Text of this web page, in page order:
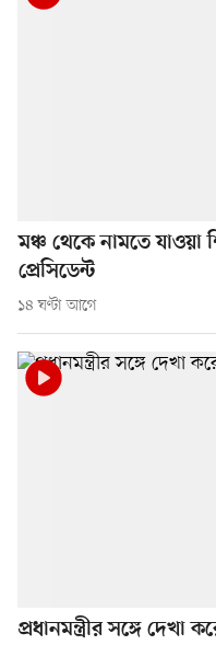
মঞ্চ থেকে নামতে যাওয়া
প্রেসিডেন্ট
১৪ ঘণ্টা আগে
প্রধানমন্ত্রীর সঙ্গে দেখা